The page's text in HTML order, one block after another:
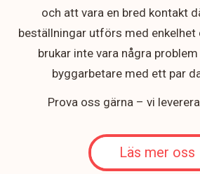
och att vara en bred kontakt
beställningar utförs med
brukar inte vara några
byggarbetare med ett par
Prova oss gärna – vi
Läs mer oss